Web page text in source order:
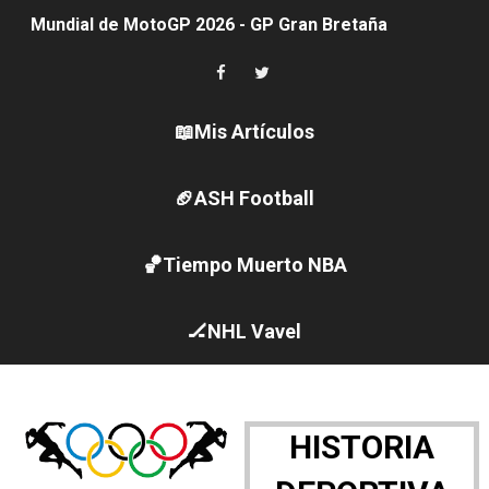
Mundial de MotoGP 2026 - GP Gran Bretaña
Canadian Elite Basketball League
Grandes éxitos por fin para Chelsea Green, Chad
Campeonato de Europa de MTB 2026 (Monteceneri,
Mundial de lacrosse femenino 2026 (Tokio, Japón) -
Mundial de esgrima 2026 (Hong Kong) - La
📖Mis Artículos
🏈ASH Football
🏀Tiempo Muerto NBA
🏒NHL Vavel
HISTORIA